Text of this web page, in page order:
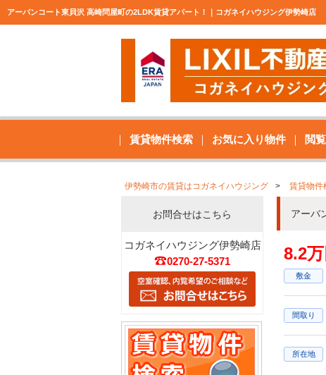
アーバンコート東貝沢 高崎問屋町の2LDK賃貸アパート！｜コガネイハウジング伊勢崎店
賃貸物件検索 お気に入り物件 閲
伊勢崎市の賃貸はコガネイハウジング 賃貸物件
アーバ
8.2万
敷金
間取り
所在地
お問合せはこちら
コガネイハウジング伊勢崎店
0270-27-5371